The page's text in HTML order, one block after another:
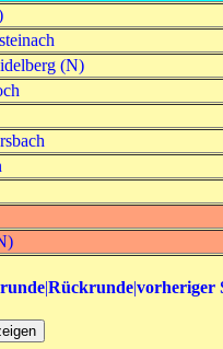
(N)
|Rückrunde|vorheriger